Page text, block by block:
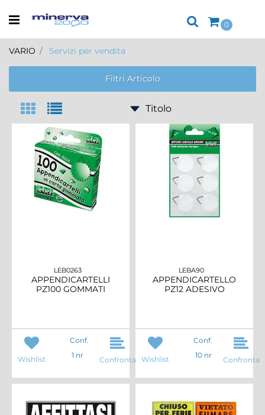
Open menu
0
VARIO Servizi per vendita
Filtri Articolo
LEB0263
APPENDICARTELLI
PZ100 GOMMATI
Wishlist
Conf.
1 nr
Confronta
LEBA90
APPENDICARTELLO
PZ12 ADESIVO
Wishlist
Conf.
10 nr
Confronta